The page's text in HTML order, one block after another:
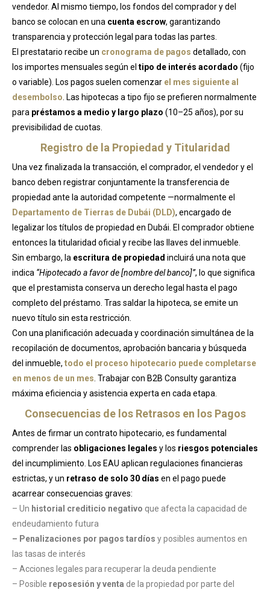
vendedor. Al mismo tiempo, los fondos del comprador y del
banco se colocan en una cuenta escrow, garantizando
transparencia y protección legal para todas las partes.
El prestatario recibe un cronograma de pagos detallado, con
los importes mensuales según el tipo de interés acordado (fijo
o variable). Los pagos suelen comenzar el mes siguiente al
desembolso . Las hipotecas a tipo fijo se prefieren normalmente
para préstamos a medio y largo plazo (10–25 años), por su
previsibilidad de cuotas.
Registro de la Propiedad y Titularidad
Una vez finalizada la transacción, el comprador, el vendedor y el
banco deben registrar conjuntamente la transferencia de
propiedad ante la autoridad competente —normalmente el
Departamento de Tierras de Dubái (DLD), encargado de
legalizar los títulos de propiedad en Dubái. El comprador obtiene
entonces la titularidad oficial y recibe las llaves del inmueble.
Sin embargo, la escritura de propiedad incluirá una nota que
indica “Hipotecado a favor de [nombre del banco]”, lo que significa
que el prestamista conserva un derecho legal hasta el pago
completo del préstamo. Tras saldar la hipoteca, se emite un
nuevo título sin esta restricción.
Con una planificación adecuada y coordinación simultánea de la
recopilación de documentos, aprobación bancaria y búsqueda
del inmueble, todo el proceso hipotecario puede completarse
en menos de un mes . Trabajar con B2B Consulty garantiza
máxima eficiencia y asistencia experta en cada etapa.
Consecuencias de los Retrasos en los Pagos
Antes de firmar un contrato hipotecario, es fundamental
comprender las obligaciones legales y los riesgos potenciales
del incumplimiento. Los EAU aplican regulaciones financieras
estrictas, y un retraso de solo 30 días en el pago puede
acarrear consecuencias graves:
– Un historial crediticio negativo que afecta la capacidad de
endeudamiento futura
– Penalizaciones por pagos tardíos y posibles aumentos en
las tasas de interés
– Acciones legales para recuperar la deuda pendiente
– Posible reposesión y venta de la propiedad por parte del